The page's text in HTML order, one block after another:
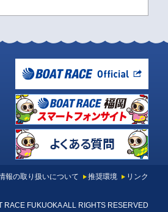
報の取り扱いについて 推奨環境 リンク
RACE FUKUOKA ALL RIGHTS RESERVED